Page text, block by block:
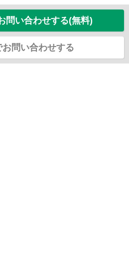
問い合わせする(無料)
お問い合わせする